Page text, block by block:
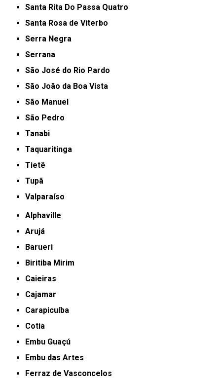
Santa Rita Do Passa Quatro
Santa Rosa de Viterbo
Serra Negra
Serrana
São José do Rio Pardo
São João da Boa Vista
São Manuel
São Pedro
Tanabi
Taquaritinga
Tietê
Tupã
Valparaíso
Alphaville
Arujá
Barueri
Biritiba Mirim
Caieiras
Cajamar
Carapicuíba
Cotia
Embu Guaçú
Embu das Artes
Ferraz de Vasconcelos